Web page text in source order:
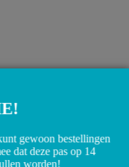
gewoon bestellingen
dat deze pas op 14
worden!